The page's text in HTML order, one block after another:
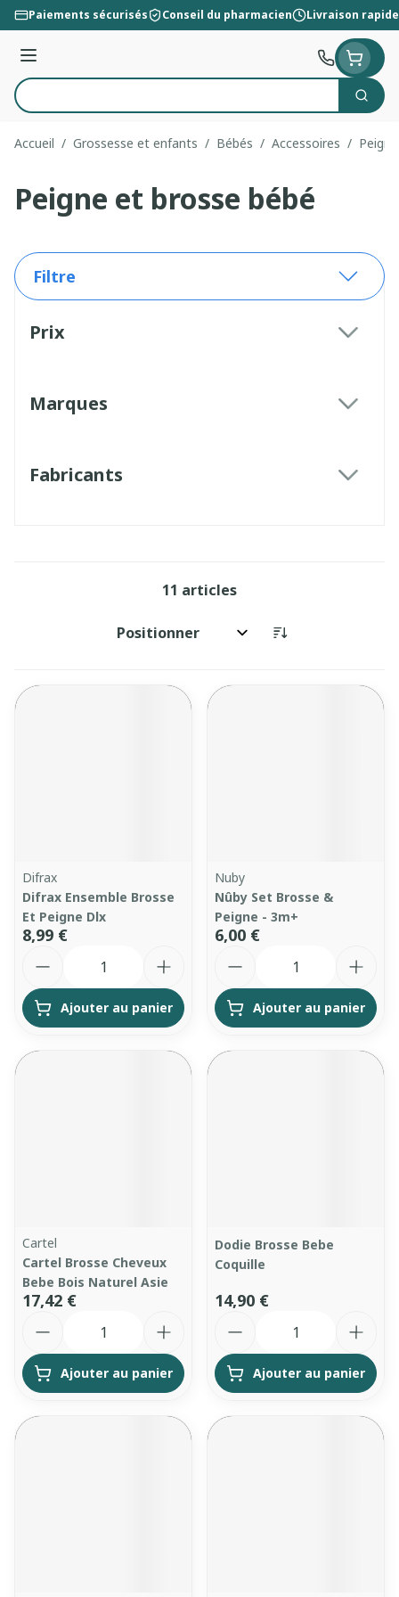
Aller au contenu
Paiements sécurisés Conseil du pharmacien Livraison rapide
Menu
Rechercher
Accueil / Grossesse et enfants / Bébés / Accessoires /
Peigne et brosse bébé
Filtre
Prix
Marques
Fabricants
11 articles
Trier par:
Difrax
Difrax Ensemble Brosse
Et Peigne Dlx
8,99 €
Ajouter au panier
Nuby
Nûby Set Brosse &
Peigne - 3m+
6,00 €
Ajouter au panier
Cartel
Cartel Brosse Cheveux
Bebe Bois Naturel Asie
17,42 €
Ajouter au panier
Dodie Brosse Bebe
Coquille
14,90 €
Ajouter au panier